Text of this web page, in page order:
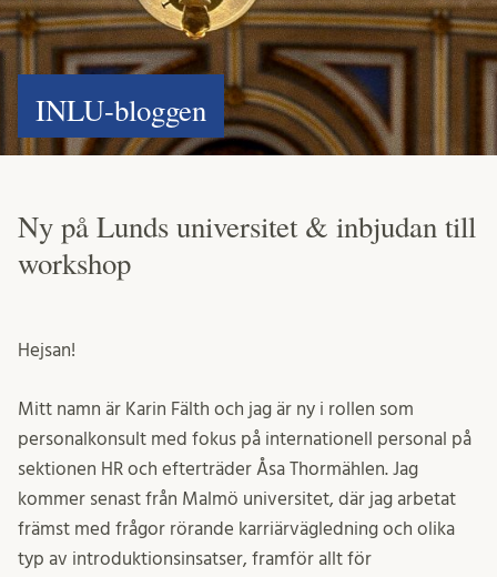
INLU-bloggen
Ny på Lunds universitet & inbjudan till
workshop
Hejsan!
Mitt namn är Karin Fälth och jag är ny i rollen som
personalkonsult med fokus på internationell personal på
sektionen HR och efterträder Åsa Thormählen. Jag
kommer senast från Malmö universitet, där jag arbetat
främst med frågor rörande karriärvägledning och olika
typ av introduktionsinsatser, framför allt för